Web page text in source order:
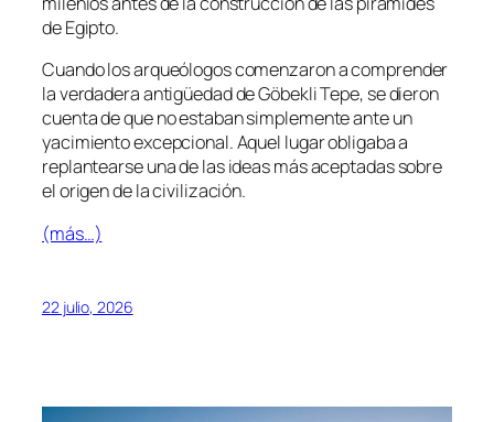
de Egipto.
Cuando los arqueólogos comenzaron a comprender
la verdadera antigüedad de Göbekli Tepe, se dieron
cuenta de que no estaban simplemente ante un
yacimiento excepcional. Aquel lugar obligaba a
replantearse una de las ideas más aceptadas sobre
el origen de la civilización.
(más…)
22 julio, 2026